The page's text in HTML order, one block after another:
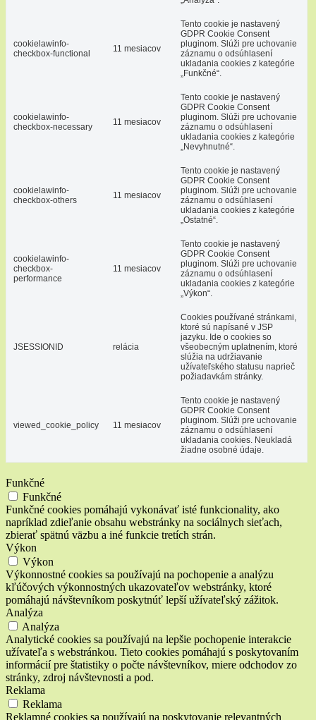
cookielawinfo-
checkbox-functional
11 mesiacov
Tento cookie je nastavený
GDPR Cookie Consent
pluginom. Slúži pre uchovanie
záznamu o odsúhlasení
ukladania cookies z kategórie
„Funkčné“.
cookielawinfo-
checkbox-necessary
11 mesiacov
Tento cookie je nastavený
GDPR Cookie Consent
pluginom. Slúži pre uchovanie
záznamu o odsúhlasení
ukladania cookies z kategórie
„Nevyhnutné“.
cookielawinfo-
checkbox-others
11 mesiacov
Tento cookie je nastavený
GDPR Cookie Consent
pluginom. Slúži pre uchovanie
záznamu o odsúhlasení
ukladania cookies z kategórie
„Ostatné“.
cookielawinfo-
checkbox-
performance
11 mesiacov
Tento cookie je nastavený
GDPR Cookie Consent
pluginom. Slúži pre uchovanie
záznamu o odsúhlasení
ukladania cookies z kategórie
„Výkon“.
JSESSIONID relácia
Cookies používané stránkami,
ktoré sú napísané v JSP
jazyku. Ide o cookies so
všeobecným uplatnením, ktoré
slúžia na udržiavanie
užívateľského statusu naprieč
požiadavkám stránky.
viewed_cookie_policy 11 mesiacov
Tento cookie je nastavený
GDPR Cookie Consent
pluginom. Slúži pre uchovanie
záznamu o odsúhlasení
ukladania cookies. Neukladá
žiadne osobné údaje.
Funkčné
Funkčné
Funkčné cookies pomáhajú vykonávať isté funkcionality, ako
napríklad zdieľanie obsahu webstránky na sociálnych sieťach,
zbierať spätnú väzbu a iné funkcie tretích strán.
Výkon
Výkon
Výkonnostné cookies sa používajú na pochopenie a analýzu
kľúčových výkonnostných ukazovateľov webstránky, ktoré
pomáhajú návštevníkom poskytnúť lepší užívateľský zážitok.
Analýza
Analýza
Analytické cookies sa používajú na lepšie pochopenie interakcie
užívateľa s webstránkou. Tieto cookies pomáhajú s poskytovaním
informácií pre štatistiky o počte návštevníkov, miere odchodov zo
stránky, zdroj návštevnosti a pod.
Reklama
Reklama
Reklamné cookies sa používajú na poskytovanie relevantných